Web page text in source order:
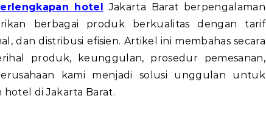
hotel Jakarta Barat berpengalaman
berbagai produk berkualitas dengan tarif
dan distribusi efisien. Artikel ini membahas secara
produk, keunggulan, prosedur pemesanan,
kami menjadi solusi unggulan untuk
di Jakarta Barat.